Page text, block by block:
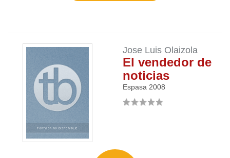
Jose Luis Olaizola
El vendedor de
noticias
Espasa 2008